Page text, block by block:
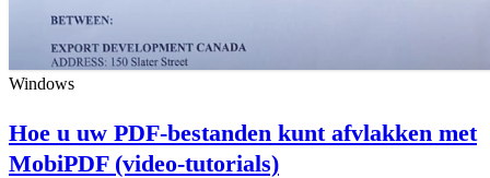
Windows
Hoe u uw PDF-bestanden kunt afvlakken met
MobiPDF (video-tutorials)